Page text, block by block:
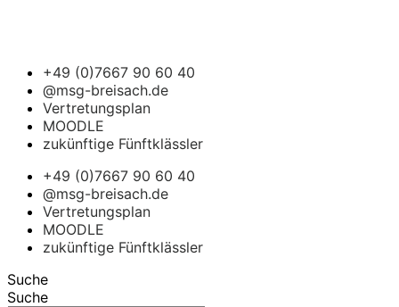
+49 (0)7667 90 60 40
@msg-breisach.de
Vertretungsplan
MOODLE
zukünftige Fünftklässler
+49 (0)7667 90 60 40
@msg-breisach.de
Vertretungsplan
MOODLE
zukünftige Fünftklässler
Suche
Suche